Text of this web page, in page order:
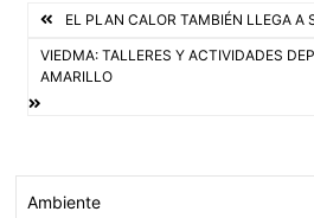
b
o
o
t
e
s
A
l
Navegación
de
entradas
EL PLAN CALOR TAMBIÉN LLEGA A
VIEDMA: TALLERES Y ACTIVIDADES
AMARILLO
Ambiente